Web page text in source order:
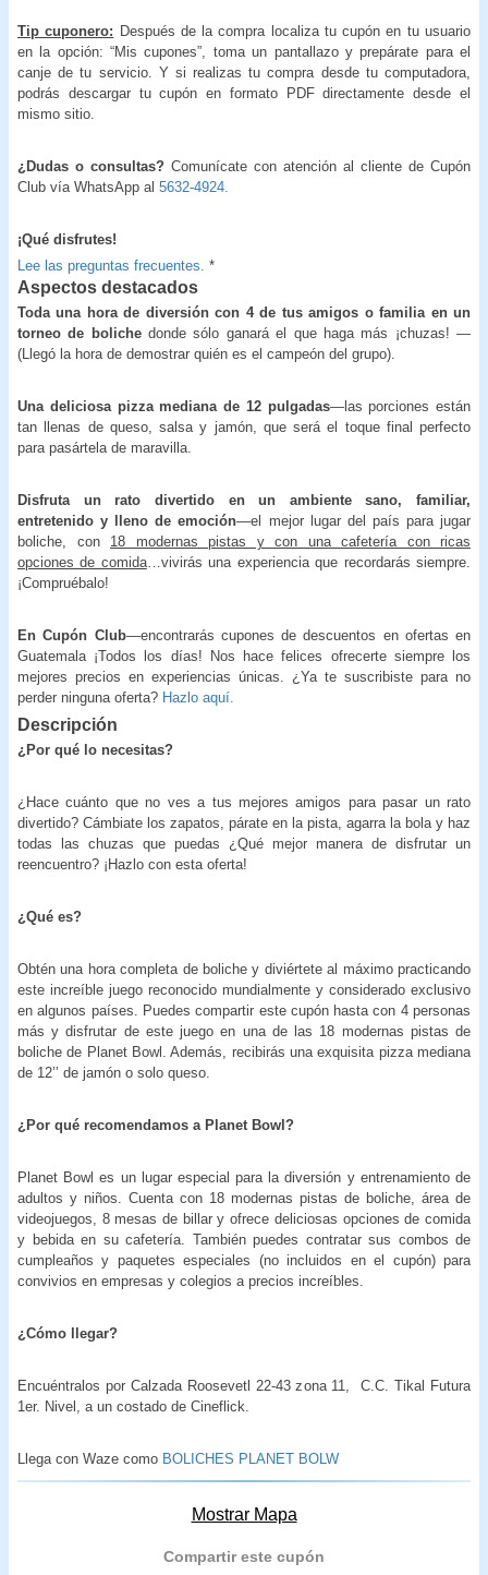
Tip cuponero: Después de la compra localiza tu cupón en tu usuario
en la opción: “Mis cupones”, toma un pantallazo y prepárate para el
canje de tu servicio. Y si realizas tu compra desde tu computadora,
podrás descargar tu cupón en formato PDF directamente desde el
mismo sitio.
¿Dudas o consultas? Comunícate con atención al cliente de Cupón
Club vía WhatsApp al 5632-4924.
¡Qué disfrutes!
Lee las preguntas frecuentes. *
Aspectos destacados
Toda una hora de diversión con 4 de tus amigos o familia en un
torneo de bolichedonde sólo ganará el que haga más ¡chuzas! —
(Llegó la hora de demostrar quién es el campeón del grupo).
Una deliciosa pizza mediana de 12 pulgadas—las porciones están
tan llenas de queso, salsa y jamón, que será el toque final perfecto
para pasártela de maravilla.
Disfruta un rato divertido en un ambiente sano, familiar,
entretenido y lleno de emoción—el mejor lugar del país para jugar
boliche, con 18 modernas pistas y con una cafetería con ricas
opciones de comida…vivirás una experiencia que recordarás siempre.
¡Compruébalo!
En Cupón Club—encontrarás cupones de descuentos en ofertas en
Guatemala ¡Todos los días! Nos hace felices ofrecerte siempre los
mejores precios en experiencias únicas. ¿Ya te suscribiste para no
perder ninguna oferta? Hazlo aquí.
Descripción
¿Por qué lo necesitas?
¿Hace cuánto que no ves a tus mejores amigos para pasar un rato
divertido? Cámbiate los zapatos, párate en la pista, agarra la bola y haz
todas las chuzas que puedas ¿Qué mejor manera de disfrutar un
reencuentro? ¡Hazlo con esta oferta!
¿Qué es?
Obtén una hora completa de boliche y diviértete al máximo practicando
este increíble juego reconocido mundialmente y considerado exclusivo
en algunos países. Puedes compartir este cupón hasta con 4 personas
más y disfrutar de este juego en una de las 18 modernas pistas de
boliche de Planet Bowl. Además, recibirás una exquisita pizza mediana
de 12’’ de jamón o solo queso.
¿Por qué recomendamos a Planet Bowl?
Planet Bowl es un lugar especial para la diversión y entrenamiento de
adultos y niños. Cuenta con 18 modernas pistas de boliche, área de
videojuegos, 8 mesas de billar y ofrece deliciosas opciones de comida
y bebida en su cafetería. También puedes contratar sus combos de
cumpleaños y paquetes especiales (no incluidos en el cupón) para
convivios en empresas y colegios a precios increíbles.
¿Cómo llegar?
Encuéntralos por Calzada Roosevetl 22-43 zona 11, C.C. Tikal Futura
1er. Nivel, a un costado de Cineflick.
Llega con Waze como BOLICHES PLANET BOLW
Mostrar Mapa
Compartir este cupón